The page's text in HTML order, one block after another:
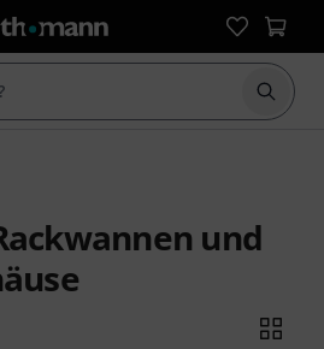
Suche
und